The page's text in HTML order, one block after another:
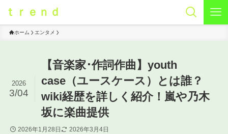
ｔｒｅｎｄ
ホーム エンタメ
【音楽家･作詞作曲】youth
case（ユースケース）とは誰？
wiki経歴を詳しく紹介！嵐や乃木
坂に楽曲提供
2026
3/04
2026年1月28日 2026年3月4日